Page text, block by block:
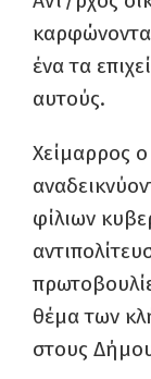
ένα τα
αυτούς.
Χείμαρρος
φίλιων
θέμα των
στους